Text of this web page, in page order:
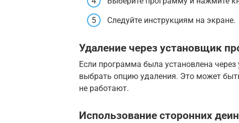
Следуйте инструкциям на экране.
Удаление через установщик
Если программа была установлена через
выбрать опцию удаления. Это может
не работают.
Использование сторонних